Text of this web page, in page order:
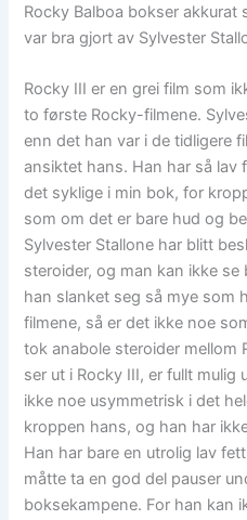
Rocky Balboa bokser akkurat
var bra gjort av Sylvester
Rocky III er en grei film som
to første Rocky-filmene.
enn det han var i de tidligere
ansiktet hans. Han har så
det syklige i min bok, for
som om det er bare hud og
Sylvester Stallone har blitt
steroider, og man kan ikke
han slanket seg så mye som
filmene, så er det ikke noe
tok anabole steroider mellom
ser ut i Rocky III, er fullt mulig
ikke noe usymmetrisk i det
kroppen hans, og han har
Han har bare en utrolig lav
måtte ta en god del pauser
boksekampene. For han kan